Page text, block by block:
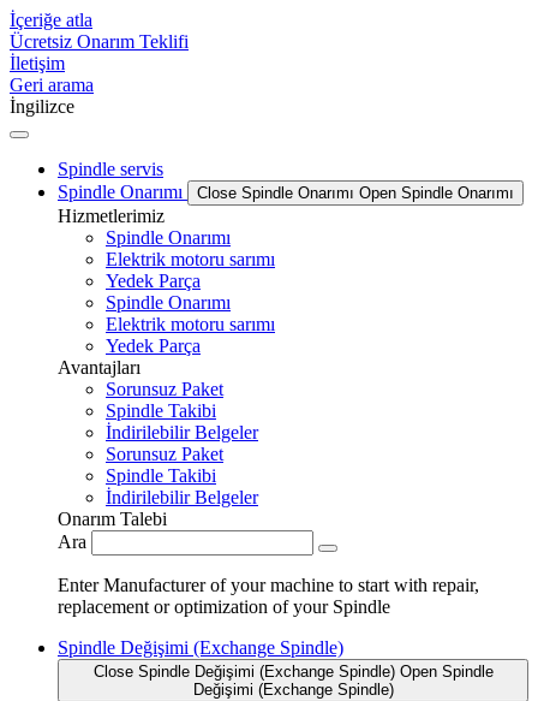
İçeriğe atla
Ücretsiz Onarım Teklifi
İletişim
Geri arama
İngilizce
Spindle servis
Spindle Onarımı
Close Spindle Onarımı Open Spindle Onarımı
Hizmetlerimiz
Spindle Onarımı
Elektrik motoru sarımı
Yedek Parça
Spindle Onarımı
Elektrik motoru sarımı
Yedek Parça
Avantajları
Sorunsuz Paket
Spindle Takibi
İndirilebilir Belgeler
Sorunsuz Paket
Spindle Takibi
İndirilebilir Belgeler
Onarım Talebi
Ara
Enter Manufacturer of your machine to start with repair,
replacement or optimization of your Spindle
Spindle Değişimi (Exchange Spindle)
Close Spindle Değişimi (Exchange Spindle) Open Spindle
Değişimi (Exchange Spindle)